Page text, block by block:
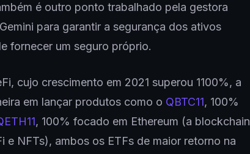
é outro ponto trabalhado pela gestora
para garantir a segurança dos ativos
fornecer um seguro próprio.
cujo crescimento em 2021 superou 1100%, a
em lançar produtos como o QBTC11, 100%
, 100% focado em Ethereum (a blockchain
e NFTs), ambos os ETFs de maior retorno na